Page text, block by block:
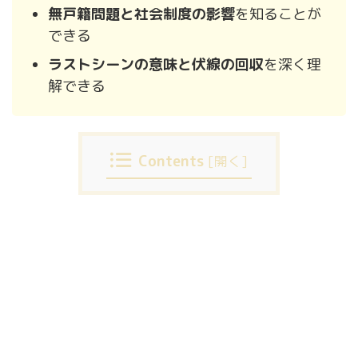
無戸籍問題と社会制度の影響を知ることが
できる
ラストシーンの意味と伏線の回収を深く理
解できる
Contents [開く ]